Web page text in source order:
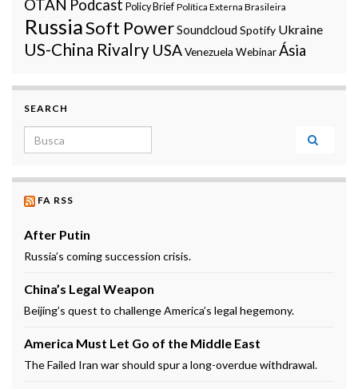
OTAN Podcast Policy Brief Política Externa Brasileira
RussiaSoft PowerSoundcloud Spotify Ukraine
US-China Rivalry USAVenezuela WebinarÁsia
SEARCH
Search for:
FA RSS
After Putin
Russia’s coming succession crisis.
China’s Legal Weapon
Beijing’s quest to challenge America’s legal hegemony.
America Must Let Go of the Middle East
The Failed Iran war should spur a long-overdue withdrawal.